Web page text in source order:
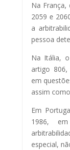
Na França,
2059 e
a
pessoa
Na Itália,
artigo
em
assim
Em
1986,
especial,